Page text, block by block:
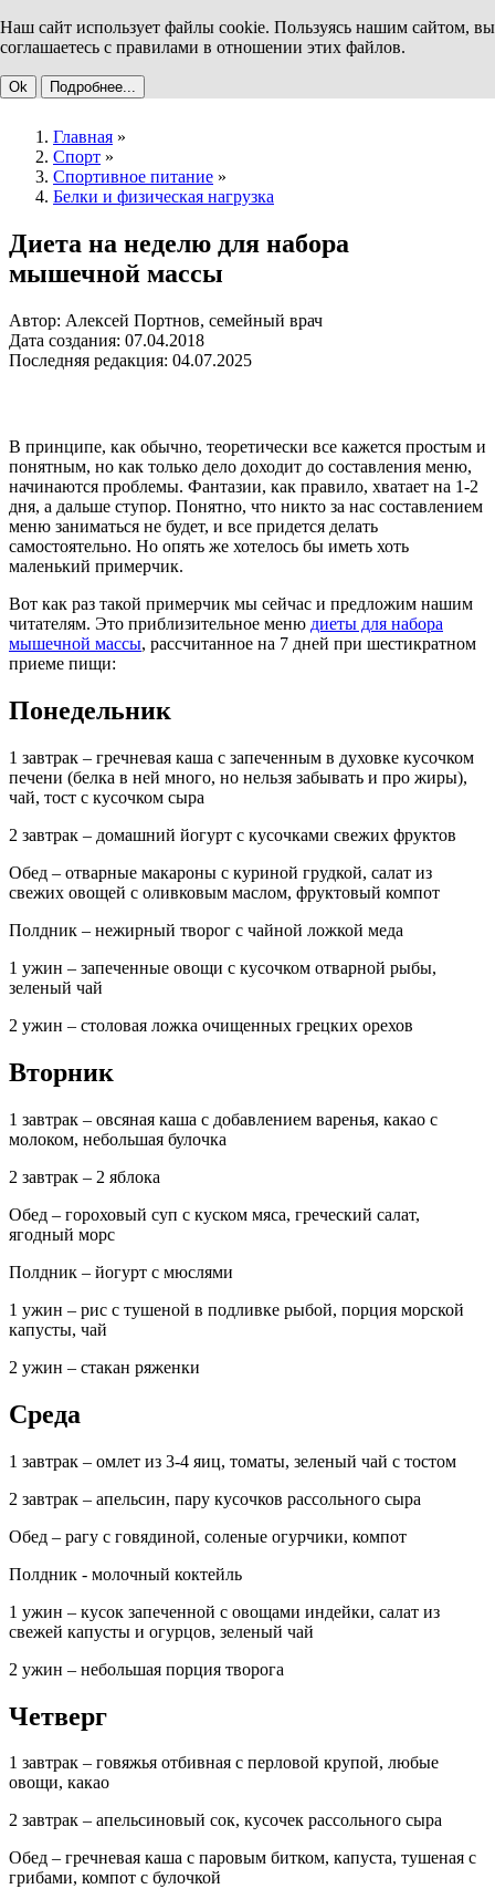
Наш сайт использует файлы cookie. Пользуясь нашим сайтом, вы
соглашаетесь с правилами в отношении этих файлов.
Ok Подробнее...
Главная »
Спорт »
Спортивное питание »
Белки и физическая нагрузка
Диета на неделю для набора
мышечной массы
Автор: Алексей Портнов, семейный врач
Дата создания: 07.04.2018
Последняя редакция: 04.07.2025
В принципе, как обычно, теоретически все кажется простым и
понятным, но как только дело доходит до составления меню,
начинаются проблемы. Фантазии, как правило, хватает на 1-2
дня, а дальше ступор. Понятно, что никто за нас составлением
меню заниматься не будет, и все придется делать
самостоятельно. Но опять же хотелось бы иметь хоть
маленький примерчик.
Вот как раз такой примерчик мы сейчас и предложим нашим
читателям. Это приблизительное меню диеты для набора
мышечной массы, рассчитанное на 7 дней при шестикратном
приеме пищи:
Понедельник
1 завтрак – гречневая каша с запеченным в духовке кусочком
печени (белка в ней много, но нельзя забывать и про жиры),
чай, тост с кусочком сыра
2 завтрак – домашний йогурт с кусочками свежих фруктов
Обед – отварные макароны с куриной грудкой, салат из
свежих овощей с оливковым маслом, фруктовый компот
Полдник – нежирный творог с чайной ложкой меда
1 ужин – запеченные овощи с кусочком отварной рыбы,
зеленый чай
2 ужин – столовая ложка очищенных грецких орехов
Вторник
1 завтрак – овсяная каша с добавлением варенья, какао с
молоком, небольшая булочка
2 завтрак – 2 яблока
Обед – гороховый суп с куском мяса, греческий салат,
ягодный морс
Полдник – йогурт с мюслями
1 ужин – рис с тушеной в подливке рыбой, порция морской
капусты, чай
2 ужин – стакан ряженки
Среда
1 завтрак – омлет из 3-4 яиц, томаты, зеленый чай с тостом
2 завтрак – апельсин, пару кусочков рассольного сыра
Обед – рагу с говядиной, соленые огурчики, компот
Полдник - молочный коктейль
1 ужин – кусок запеченной с овощами индейки, салат из
свежей капусты и огурцов, зеленый чай
2 ужин – небольшая порция творога
Четверг
1 завтрак – говяжья отбивная с перловой крупой, любые
овощи, какао
2 завтрак – апельсиновый сок, кусочек рассольного сыра
Обед – гречневая каша с паровым битком, капуста, тушеная с
грибами, компот с булочкой